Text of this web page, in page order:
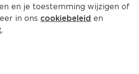
€11.93)
en je toestemming wijzigen of
in ons cookiebeleid en
.